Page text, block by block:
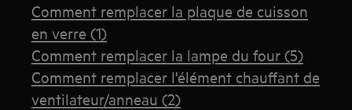
Comment remplacer la plaque de cuisson
en verre (1)
Comment remplacer la lampe du four (5)
Comment remplacer l'élément chauffant de
ventilateur/anneau (2)